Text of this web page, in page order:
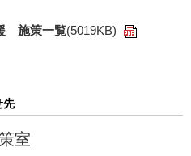
施策一覧(5019KB)
先
室